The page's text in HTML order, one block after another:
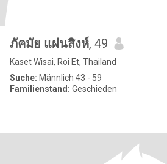
ภัคมัย แผ่นสิงห์, 49
Kaset Wisai, Roi Et, Thailand
Suche: Männlich 43 - 59
Familienstand: Geschieden